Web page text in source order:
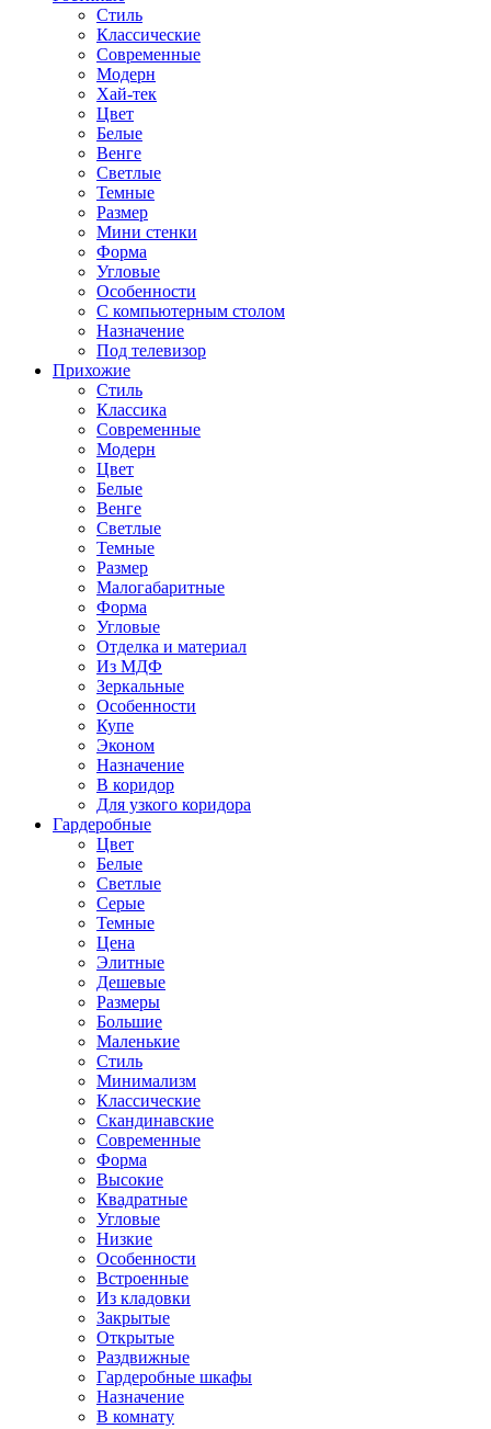
Стиль
Классические
Современные
Модерн
Хай-тек
Цвет
Белые
Венге
Светлые
Темные
Размер
Мини стенки
Форма
Угловые
Особенности
С компьютерным столом
Назначение
Под телевизор
Прихожие
Стиль
Классика
Современные
Модерн
Цвет
Белые
Венге
Светлые
Темные
Размер
Малогабаритные
Форма
Угловые
Отделка и материал
Из МДФ
Зеркальные
Особенности
Купе
Эконом
Назначение
В коридор
Для узкого коридора
Гардеробные
Цвет
Белые
Светлые
Серые
Темные
Цена
Элитные
Дешевые
Размеры
Большие
Маленькие
Стиль
Минимализм
Классические
Скандинавские
Современные
Форма
Высокие
Квадратные
Угловые
Низкие
Особенности
Встроенные
Из кладовки
Закрытые
Открытые
Раздвижные
Гардеробные шкафы
Назначение
В комнату